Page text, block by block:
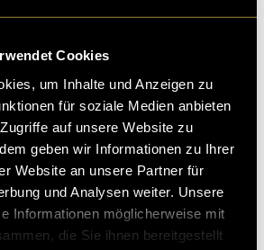
Cookies
um Inhalte und Anzeigen zu
für soziale Medien anbieten
auf unsere Website zu
geben wir Informationen zu Ihrer
Website an unsere Partner für
und Analysen weiter. Unsere
Informationen möglicherweise mit
die Sie ihnen bereitgestellt